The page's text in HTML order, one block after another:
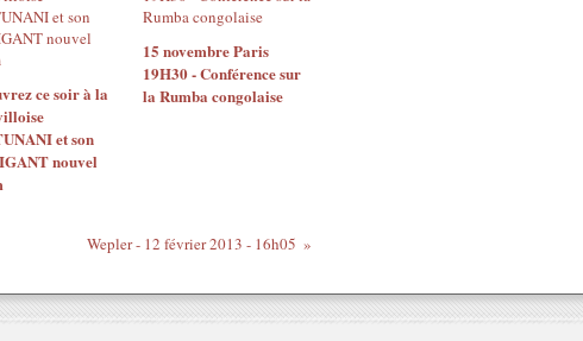
ce soir à la
et son
nouvel
15 novembre Paris
19H30 - Conférence sur
la Rumba congolaise
Wepler - 12 février 2013 - 16h05